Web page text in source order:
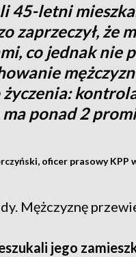
45-letni
zaprzeczył, że
co jednak nie
ma ponad 2
oficer prasowy KPP
Mężczyznę
jego